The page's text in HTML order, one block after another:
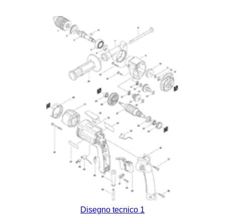
Disegno tecnico 1